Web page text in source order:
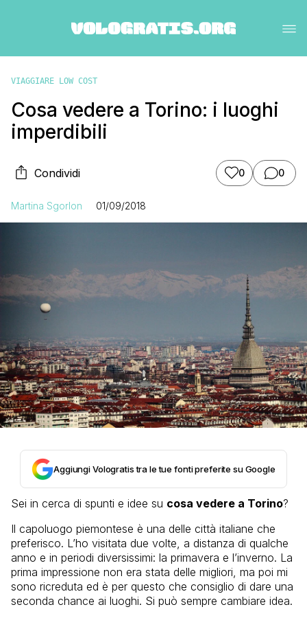
VIAGGIARE LOW COST
Cosa vedere a Torino: i luoghi
imperdibili
Condividi 0 0
Martina Sgorlon 01/09/2018
Aggiungi Vologratis tra le tue fonti preferite su Google
Sei in cerca di spunti e idee su cosa vedere a Torino?
Il capoluogo piemontese è una delle città italiane che
preferisco. L’ho visitata due volte, a distanza di qualche
anno e in periodi diversissimi: la primavera e l’inverno. La
prima impressione non era stata delle migliori, ma poi mi
sono ricreduta ed è per questo che consiglio di dare una
seconda chance ai luoghi. Si può sempre cambiare idea.